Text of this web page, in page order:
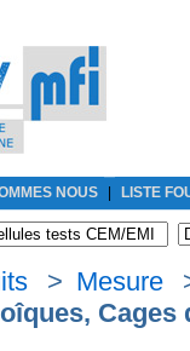
NOUS LISTE
> Mesure
Cages